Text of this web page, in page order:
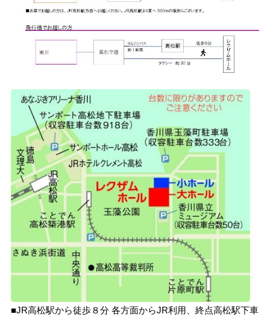
■JR高松駅から徒歩８分 各方面からJR利用、終点高松駅下車